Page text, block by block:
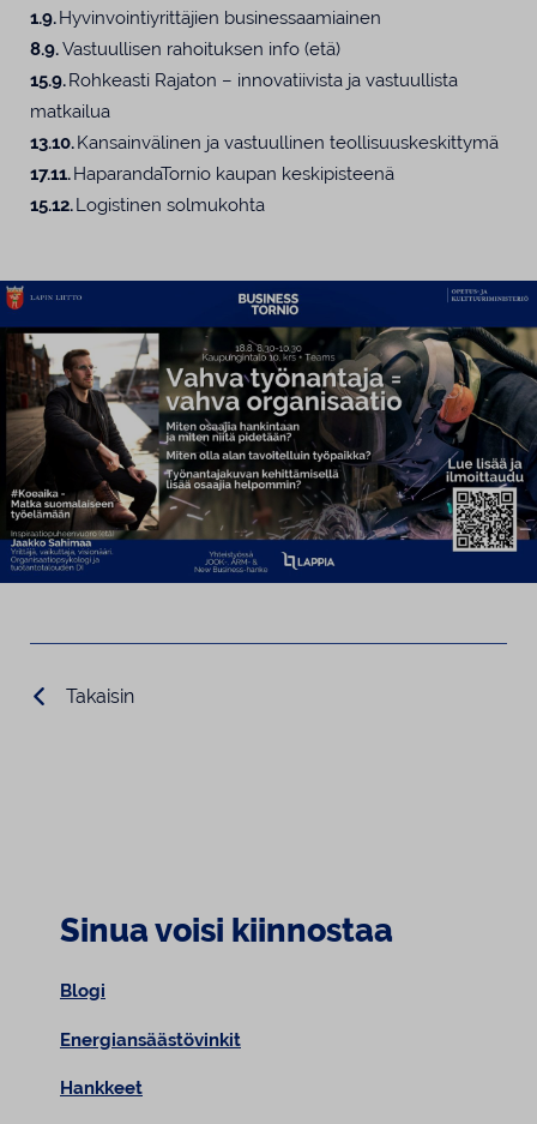
1.9.Hyvinvointiyrittäjien businessaamiainen
8.9.Vastuullisen rahoituksen info (etä)
15.9.Rohkeasti Rajaton – innovatiivista ja vastuullista
matkailua
13.10.Kansainvälinen ja vastuullinen teollisuuskeskittymä
17.11.HaparandaTornio kaupan keskipisteenä
15.12.Logistinen solmukohta
Takaisin
Sinua voisi kiinnostaa
Blogi
Energiansäästövinkit
Hankkeet